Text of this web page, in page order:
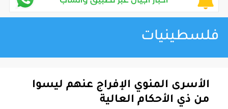
فلسطينيات
الأسرى المنوي الإفراج عنهم ليسوا
من ذي الأحكام العالية